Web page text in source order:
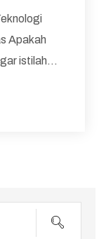
Apakah
istilah
dari